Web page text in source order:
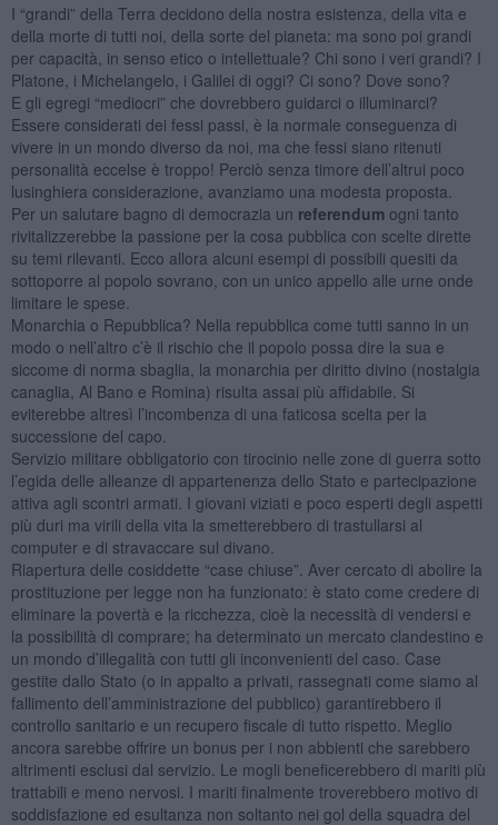
I “grandi” della Terra decidono della nostra esistenza, della vita e
della morte di tutti noi, della sorte del pianeta: ma sono poi grandi
per capacità, in senso etico o intellettuale? Chi sono i veri grandi? I
Platone, i Michelangelo, i Galilei di oggi? Ci sono? Dove sono?
E gli egregi “mediocri” che dovrebbero guidarci o illuminarci?
Essere considerati dei fessi passi, è la normale conseguenza di
vivere in un mondo diverso da noi, ma che fessi siano ritenuti
personalità eccelse è troppo! Perciò senza timore dell’altrui poco
lusinghiera considerazione, avanziamo una modesta proposta.
Per un salutare bagno di democrazia un referendumogni tanto
rivitalizzerebbe la passione per la cosa pubblica con scelte dirette
su temi rilevanti. Ecco allora alcuni esempi di possibili quesiti da
sottoporre al popolo sovrano, con un unico appello alle urne onde
limitare le spese.
Monarchia o Repubblica? Nella repubblica come tutti sanno in un
modo o nell’altro c’è il rischio che il popolo possa dire la sua e
siccome di norma sbaglia, la monarchia per diritto divino (nostalgia
canaglia, Al Bano e Romina) risulta assai più affidabile. Si
eviterebbe altresì l’incombenza di una faticosa scelta per la
successione del capo.
Servizio militare obbligatorio con tirocinio nelle zone di guerra sotto
l’egida delle alleanze di appartenenza dello Stato e partecipazione
attiva agli scontri armati. I giovani viziati e poco esperti degli aspetti
più duri ma virili della vita la smetterebbero di trastullarsi al
computer e di stravaccare sul divano.
Riapertura delle cosiddette “case chiuse”. Aver cercato di abolire la
prostituzione per legge non ha funzionato: è stato come credere di
eliminare la povertà e la ricchezza, cioè la necessità di vendersi e
la possibilità di comprare; ha determinato un mercato clandestino e
un mondo d’illegalità con tutti gli inconvenienti del caso. Case
gestite dallo Stato (o in appalto a privati, rassegnati come siamo al
fallimento dell’amministrazione del pubblico) garantirebbero il
controllo sanitario e un recupero fiscale di tutto rispetto. Meglio
ancora sarebbe offrire un bonus per i non abbienti che sarebbero
altrimenti esclusi dal servizio. Le mogli beneficerebbero di mariti più
trattabili e meno nervosi. I mariti finalmente troverebbero motivo di
soddisfazione ed esultanza non soltanto nei gol della squadra del